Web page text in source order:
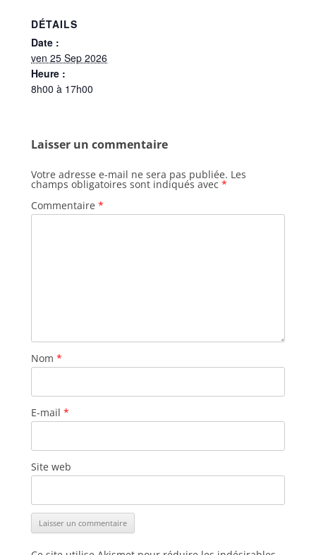
DÉTAILS
Date :
ven 25 Sep 2026
Heure :
8h00 à 17h00
Laisser un commentaire
Votre adresse e-mail ne sera pas publiée. Les
champs obligatoires sont indiqués avec *
Commentaire *
Nom *
E-mail *
Site web